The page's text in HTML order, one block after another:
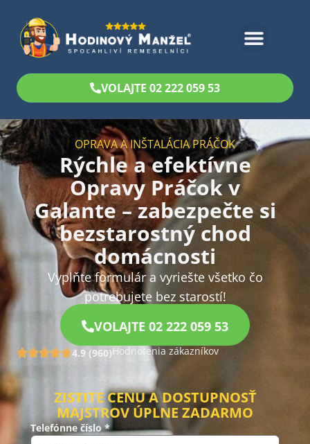
VOLAJTE 02 222 059 53
OPRAVA A INŠTALÁCIA PRÁČOK
Rýchle a efektívne
Opravy Práčok v
Galante – zabezpečte si
bezstarostný chod
domácnosti
Vyplňte formulár a vyriešte všetko čo
potrebujete bez starostí!
VOLAJTE 02 222 059 53
4.9 (960)Hodnotenia zákazníkov
ZISTITE CENU A DOSTUPNOSŤ
MAJSTROV ÚPLNE ZADARMO
Telefónne číslo *